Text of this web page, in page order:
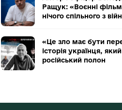
Ращук: «Воєнні
нічого спільного з
«Це зло має бути
історія українця,
російський полон